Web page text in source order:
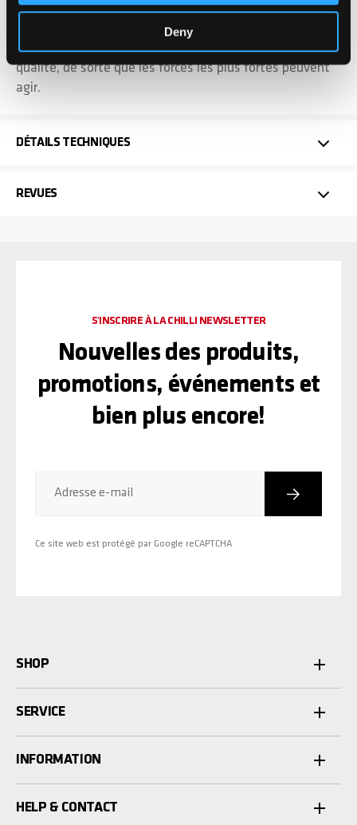
Deny
se déplacer librement et rapidement. Les douilles
d'écartement sont livrées par paire = 2 pièces. Ces
douilles d'écartement sont fabriquées dans la meilleure
qualité, de sorte que les forces les plus fortes peuvent
agir.
DÉTAILS TECHNIQUES
REVUES
Adresse e-mail Inscription
Ce site web est protégé par Google reCAPTCHA
S'INSCRIRE À LA CHILLI NEWSLETTER
Nouvelles des produits,
promotions, événements et
bien plus encore!
SHOP
SERVICE
INFORMATION
HELP & CONTACT